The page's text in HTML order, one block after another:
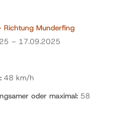
Richtung Munderfing
– 17.09.2025
48 km/h
oder maximal: 58